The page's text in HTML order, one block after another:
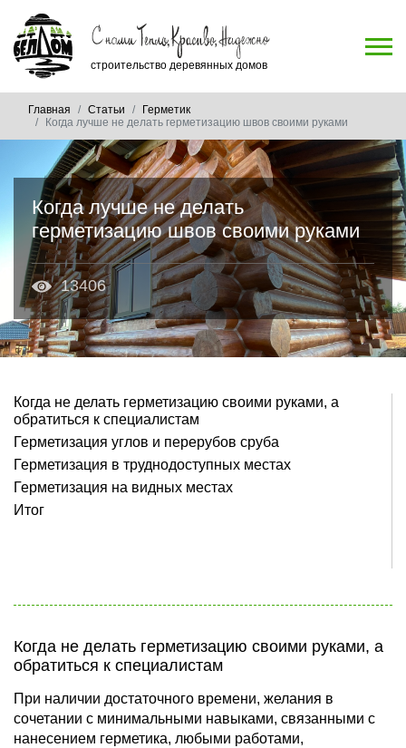
строительство деревянных домов
Главная Статьи
Герметик
Когда лучше не делать герметизацию швов своими руками
Когда лучше не делать
герметизацию швов своими руками
13406
Когда не делать герметизацию своими руками, а
обратиться к специалистам
Герметизация углов и перерубов сруба
Герметизация в труднодоступных местах
Герметизация на видных местах
Итог
Когда не делать герметизацию своими руками, а
обратиться к специалистам
При наличии достаточного времени, желания в
сочетании с минимальными навыками, связанными с
нанесением герметика, любыми работами,